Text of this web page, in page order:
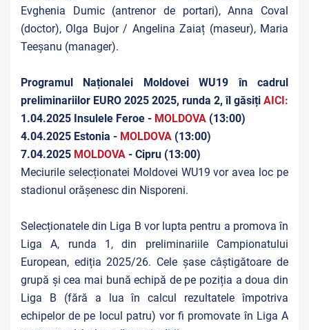
Evghenia Dumic (antrenor de portari), Anna Coval
(doctor), Olga Bujor / Angelina Zaiaț (maseur), Maria
Teeșanu (manager).
Programul Naționalei Moldovei WU19 în cadrul
preliminariilor EURO 2025 2025, runda 2, îl găsiți AICI:
1.04.2025 Insulele Feroe - MOLDOVA (13:00)
4.04.2025 Estonia - MOLDOVA (13:00)
7.04.2025 MOLDOVA - Cipru (13:00)
Meciurile selecționatei Moldovei WU19 vor avea loc pe
stadionul orășenesc din Nisporeni.
Selecționatele din Liga B vor lupta pentru a promova în
Liga A, runda 1, din preliminariile Campionatului
European, ediția 2025/26. Cele șase câștigătoare de
grupă și cea mai bună echipă de pe poziția a doua din
Liga B (fără a lua în calcul rezultatele împotriva
echipelor de pe locul patru) vor fi promovate în Liga A